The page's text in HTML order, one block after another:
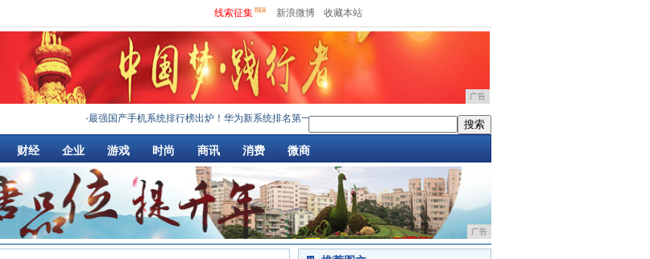
线索征集 新浪微博 收藏本站
广告
最强国产手机系统排行榜出炉！华为新系统排名第一·索尼发布Xperia系列新手机，865处理器，·索尼下半年还将推出四款手机，包括
财经 企业 游戏 时尚 商讯 消费 微商
广告